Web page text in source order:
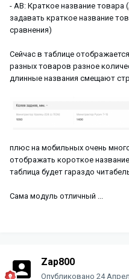
- AB: Краткое название
задавать краткое название
сравнения)
Сейчас в таблице
разных товаров разное
длинные названия смещают
плюс на мобильных очень
отображать короткое
таблица будет гараздо
Сама модуль отличный ...
Zap800
Опубликовано 24